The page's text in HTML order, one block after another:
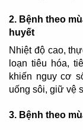
2. Bệnh theo m
huyết
Nhiệt độ cao,
loạn tiêu hóa,
khiến nguy cơ
uống sôi, giữ vệ
3. Bệnh theo m